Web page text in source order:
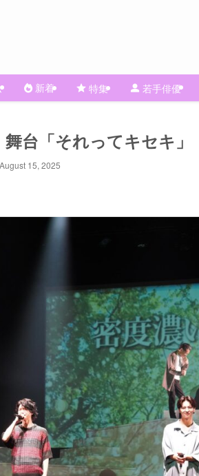
新着 特集 若手俳優
台「それってキセキ」
August 15, 2025